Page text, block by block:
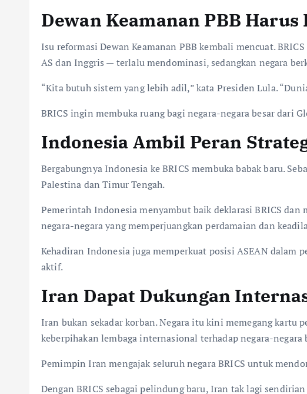
Dewan Keamanan PBB Harus
Isu reformasi Dewan Keamanan PBB kembali mencuat.
AS dan Inggris — terlalu mendominasi, sedangkan negara
“Kita butuh sistem yang lebih adil,” kata Presiden Lula.
BRICS ingin membuka ruang bagi negara-negara besar dari
Indonesia Ambil Peran
Bergabungnya Indonesia ke BRICS membuka babak baru.
Palestina dan Timur Tengah.
Pemerintah Indonesia menyambut baik deklarasi BRICS
negara-negara yang memperjuangkan perdamaian dan
Kehadiran Indonesia juga memperkuat posisi ASEAN dalam
aktif.
Iran Dapat Dukungan
Iran bukan sekadar korban. Negara itu kini memegang kartu
keberpihakan lembaga internasional terhadap negara-negara
Pemimpin Iran mengajak seluruh negara BRICS untuk
Dengan BRICS sebagai pelindung baru, Iran tak lagi